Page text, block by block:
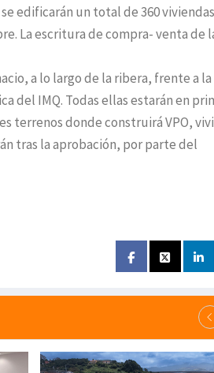
edificarán un total de 360
La escritura de compra- venta de
a lo largo de la ribera, frente a la
del IMQ. Todas ellas estarán en
terrenos donde construirá VPO,
tras la aprobación, por parte del